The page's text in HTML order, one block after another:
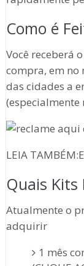
Como é
Você receberá
compra, em no
das cidades a
(especialmente
LEIA
Quais Kits
Atualmente o
adquirir
1 mês